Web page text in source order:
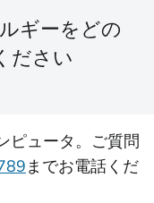
ギーをどの
ださい
ピュータ。ご質問
までお電話くだ